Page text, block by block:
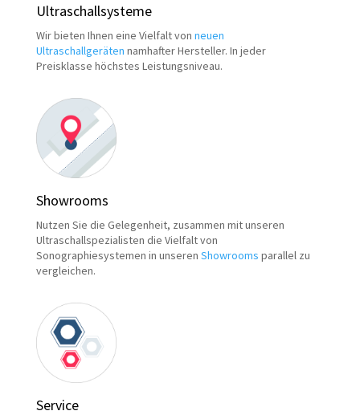
Ultraschallsysteme
Wir bieten Ihnen eine Vielfalt von neuen
Ultraschallgeräten namhafter Hersteller. In jeder
Preisklasse höchstes Leistungsniveau.
Showrooms
Nutzen Sie die Gelegenheit, zusammen mit unseren
Ultraschallspezialisten die Vielfalt von
Sonographiesystemen in unseren Showrooms parallel zu
vergleichen.
Service